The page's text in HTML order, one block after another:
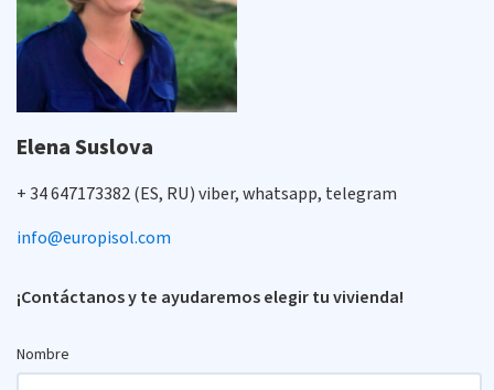
Elena Suslova
+ 34 647173382 (ES, RU) viber, whatsapp, telegram
info@europisol.com
¡Contáctanos y te ayudaremos elegir tu vivienda!
Nombre